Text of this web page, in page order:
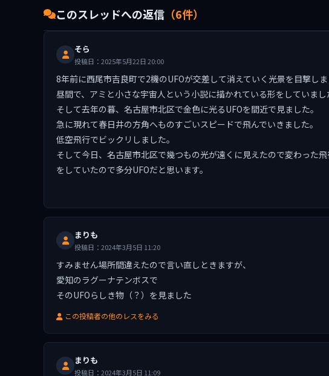
このスレッドへの返信 （6件）
そら
投稿日：2025年5月22日 20:00
8年前に西尾市吉良町で2機のUFOが交差して消えていく光景を目撃しま
昼間で、アミと小さな宇宙人という小説に描かれている形をしていまし
そして去年の暮、名古屋市北区で金色に光るUFOを間近で見ました。
急に現れて春日井の方角へものすごいスピードで飛んでいきました。
低空飛行でビックリしました。
そして今日、名古屋市北区で幾つもの光が遠くに見えたので変わった
をしていたので多分UFOだと思います。
まりも
投稿日：2024年3月5日 11:20
すみません場所間違えたので言い直しときますが、
愛知のラグーナテンボスで
そのUFOらしき物（？）を見ました
この投稿者の他のレスをみる
まりも
投稿日：2024年3月5日 11:09